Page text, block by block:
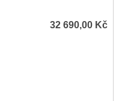
32 690,00 Kč